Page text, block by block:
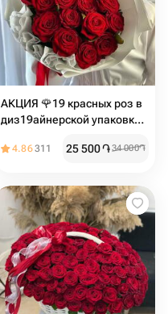
АКЦИЯ 🌹19 красных роз в
диз19айнерской упаковке
4.86311 25 500֏34 000֏